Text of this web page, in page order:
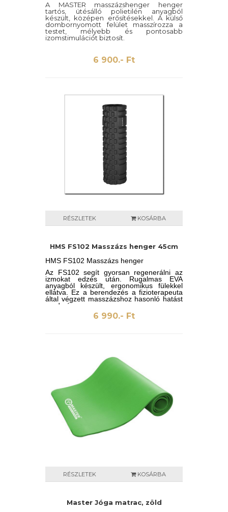
A MASTER masszázshenger henger
tartós, ütésálló polietilén anyagból
készült, középen erősítésekkel. A külső
dombornyomott felület masszírozza a
testet, mélyebb és pontosabb
izomstimulációt biztosít.
6 900.- Ft
RÉSZLETEK KOSÁRBA
HMS FS102 Masszázs henger 45cm
HMS FS102 Masszázs henger
Az FS102 segít gyorsan regenerálni az
izmokat edzés után. Rugalmas EVA
anyagból készült, ergonomikus fülekkel
ellátva. Ez a berendezés a fizioterapeuta
által végzett masszázshoz hasonló hatást
eredményez.
6 990.- Ft
RÉSZLETEK KOSÁRBA
Master Jóga matrac, zöld